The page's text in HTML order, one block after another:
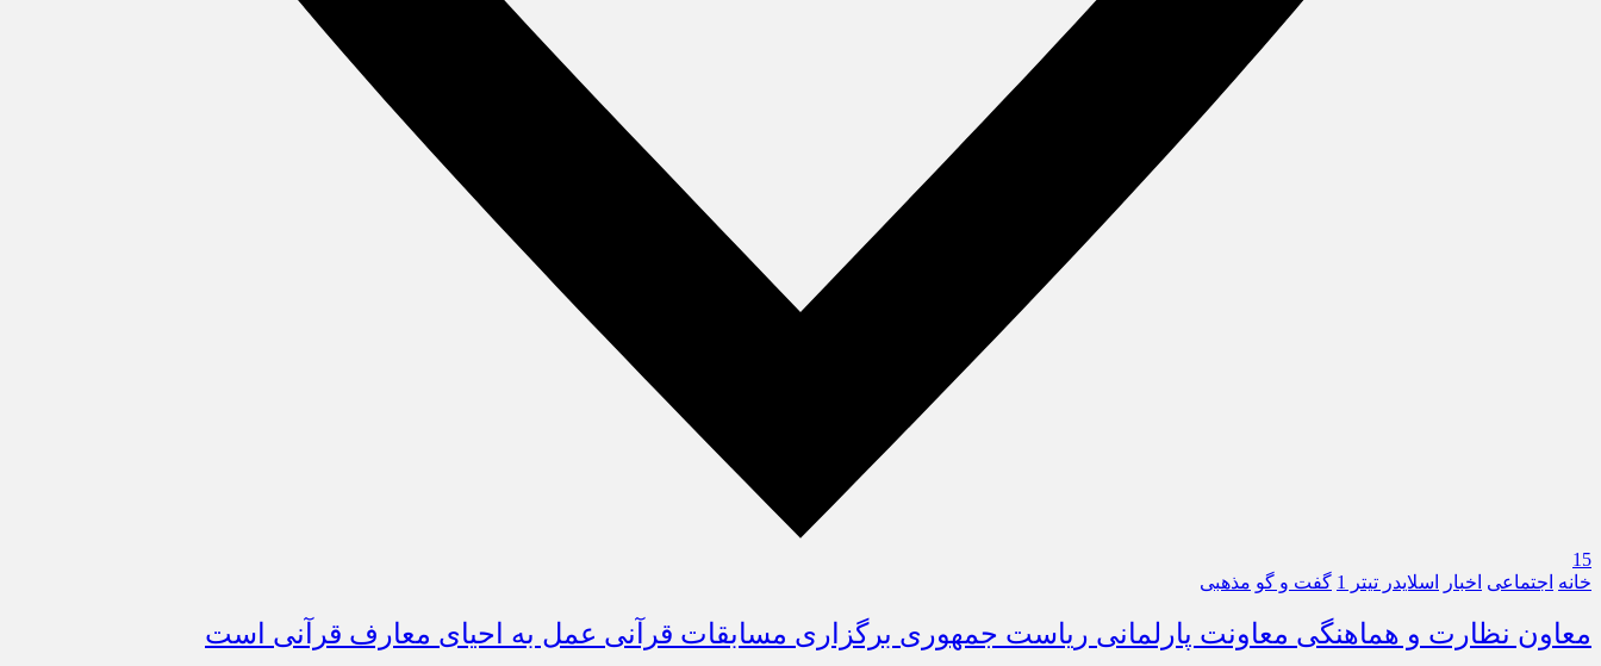
15
خانه اجتماعی اخبار اسلایدر تیتر 1 گفت و گو مذهبی
معاون نظارت و هماهنگی معاونت پارلمانی ریاست جمهوری برگزاری مسابقات قرآنی عمل به احیای معارف قرآنی است